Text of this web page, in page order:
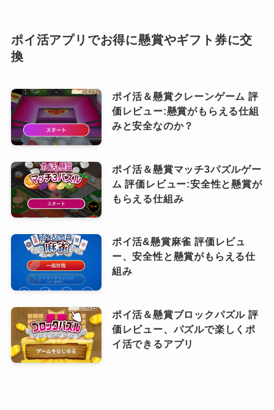
ポイ活アプリでお得に懸賞やギフト券に交
換
ポイ活＆懸賞クレーンゲーム 評
価レビュー:懸賞がもらえる仕組
みと安全なのか？
ポイ活＆懸賞マッチ3パズルゲー
ム 評価レビュー:安全性と懸賞が
もらえる仕組み
ポイ活&懸賞麻雀 評価レビュ
ー、安全性と懸賞がもらえる仕
組み
ポイ活＆懸賞ブロックパズル 評
価レビュー、パズルで楽しくポ
イ活できるアプリ